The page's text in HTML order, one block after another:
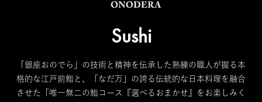
Sushi
「銀座おのでら」の技術と精神を伝承した熟練の職人が握る本
格的な江戸前鮨と、「なだ万」の誇る伝統的な日本料理を融合
させた「唯一無二の鮨コース『選べるおまかせ』をお楽しみく